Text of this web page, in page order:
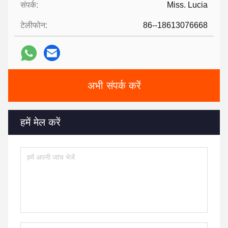
संपर्क: Miss. Lucia
टेलीफोन: 86--18613076668
अभी संपर्क करें
हमें मेल करें